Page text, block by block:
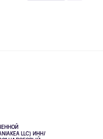
LLC) ИНН/